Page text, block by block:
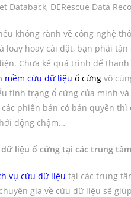
Databack, DERescue Data
không rành về công nghệ
loay hoay cài đặt, bạn phải
Chưa kể quá trình để
mềm cứu dữ liệu ổ cứng vô
tình trạng ổ cứng của mình
phiên bản có bản quyền
động chậm…
liệu ổ cứng tại các trung tâm
vụ cứu dữ liệu tại các trung
chuyên gia về cứu dữ liệu sẽ